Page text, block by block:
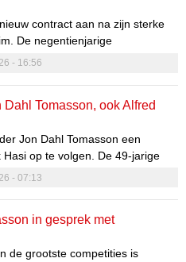
contract aan na zijn sterke
De negentienjarige
kwam, heeft indruk
Ajax.
- 16:56
Tomasson, ook Alfred
Jon Dahl Tomasson een
op te volgen. De 49-jarige
Rovers en bondscoach
- 07:13
in gesprek met
bij Nottingham Forest
de grootste competities is